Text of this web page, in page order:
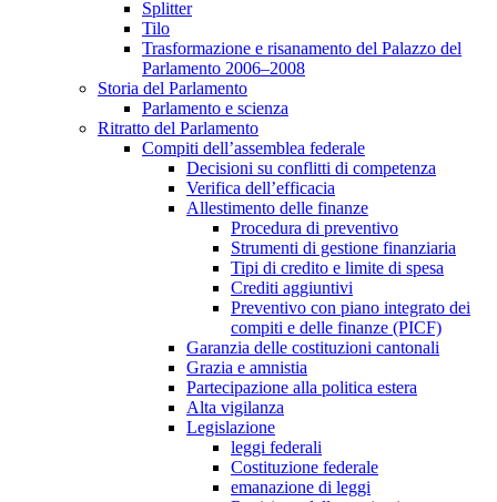
Splitter
Tilo
Trasformazione e risanamento del Palazzo del
Parlamento 2006–2008
Storia del Parlamento
Parlamento e scienza
Ritratto del Parlamento
Compiti dell’assemblea federale
Decisioni su conflitti di competenza
Verifica dell’efficacia
Allestimento delle finanze
Procedura di preventivo
Strumenti di gestione finanziaria
Tipi di credito e limite di spesa
Crediti aggiuntivi
Preventivo con piano integrato dei
compiti e delle finanze (PICF)
Garanzia delle costituzioni cantonali
Grazia e amnistia
Partecipazione alla politica estera
Alta vigilanza
Legislazione
leggi federali
Costituzione federale
emanazione di leggi